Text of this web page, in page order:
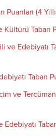
Puanları (4
Taban
ve Edebiyatı
Taban
ve
Edebiyatı